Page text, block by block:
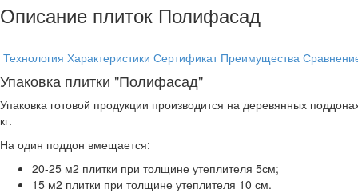
Описание плиток Полифасад
Технология Характеристики Сертификат Преимущества
Упаковка плитки "Полифасад"
Упаковка готовой продукции производится на деревянных
кг.
На один поддон вмещается:
20-25 м2 плитки при толщине утеплителя 5см;
15 м2 плитки при толщине утеплителя 10 см.